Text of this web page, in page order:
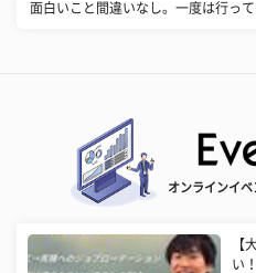
面白いこと間違いなし。一度は行っ
オンラインイ
【
い